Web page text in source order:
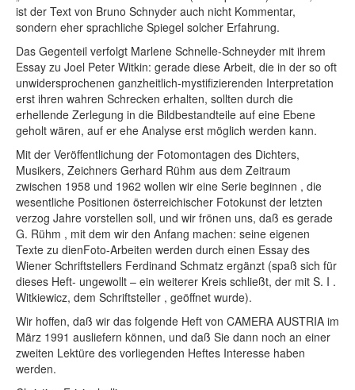
ist der Text von Bruno Schnyder auch nicht Kommentar,
sondern eher sprachliche Spiegel solcher Erfahrung.
Das Gegenteil verfolgt Marlene Schnelle-Schneyder mit ihrem
Essay zu Joel Peter Witkin: gerade diese Arbeit, die in der so oft
unwidersprochenen ganzheitlich-mystifizierenden Interpretation
erst ihren wahren Schrecken erhalten, sollten durch die
erhellende Zerlegung in die Bildbestandteile auf eine Ebene
geholt wären, auf er ehe Analyse erst möglich werden kann.
Mit der Veröffentlichung der Fotomontagen des Dichters,
Musikers, Zeichners Gerhard Rühm aus dem Zeitraum
zwischen 1958 und 1962 wollen wir eine Serie beginnen , die
wesentliche Positionen österreichischer Fotokunst der letzten
verzog Jahre vorstellen soll, und wir frönen uns, daß es gerade
G. Rühm , mit dem wir den Anfang machen: seine eigenen
Texte zu dienFoto-Arbeiten werden durch einen Essay des
Wiener Schriftstellers Ferdinand Schmatz ergänzt (spaß sich für
dieses Heft- ungewollt – ein weiterer Kreis schließt, der mit S. I .
Witkiewicz, dem Schriftsteller , geöffnet wurde).
Wir hoffen, daß wir das folgende Heft von CAMERA AUSTRIA im
März 1991 ausliefern können, und daß Sie dann noch an einer
zweiten Lektüre des vorliegenden Heftes Interesse haben
werden.